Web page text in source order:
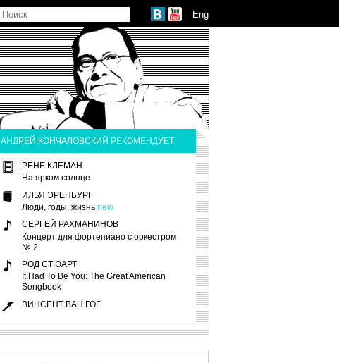
Eng
АНДРЕЙ КОНЧАЛОВСКИЙ РЕКОМЕНДУЕТ
РЕНЕ КЛЕМАН
На ярком солнце
ИЛЬЯ ЭРЕНБУРГ
Люди, годы, жизнь new
СЕРГЕЙ РАХМАНИНОВ
Концерт для фортепиано с оркестром
№ 2
РОД СТЮАРТ
It Had To Be You: The Great American
Songbook
ВИНСЕНТ ВАН ГОГ